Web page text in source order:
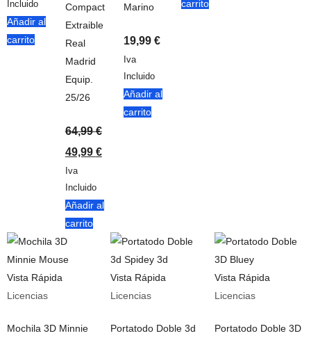
Incluido
Añadir al
carrito
Compact
Extraible
Real
Madrid
Equip.
25/26
64,99€
49,99 €
Iva
Incluido
Añadir al
carrito
Marino
19,99 €
Iva
Incluido
Añadir al
carrito
carrito
Vista Rápida
Licencias
Mochila 3D Minnie
Vista Rápida
Licencias
Portatodo Doble 3d
Vista Rápida
Licencias
Portatodo Doble 3D